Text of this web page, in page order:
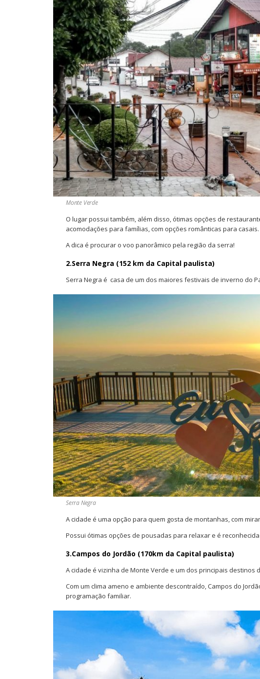
Monte Verde
O lugar possui também, além disso, ótimas opções de
acomodações para famílias, com opções românticas para casais.
A dica é procurar o voo panorâmico pela região da serra!
2.Serra Negra (152 km da Capital paulista)
Serra Negra é casa de um dos maiores festivais de inverno do
Serra Negra
A cidade é uma opção para quem gosta de montanhas, com
Possui ótimas opções de pousadas para relaxar e é
3.Campos do Jordão (170km da Capital paulista)
A cidade é vizinha de Monte Verde e um dos principais destinos
Com um clima ameno e ambiente descontraído, Campos do
programação familiar.